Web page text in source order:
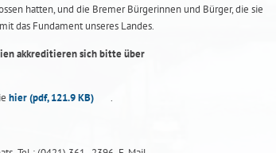
hatten, und die Bremer Bürgerinnen und Bürger, die sie
das Fundament unseres Landes.
akkreditieren sich bitte über
hier(pdf, 121.9 KB)
.